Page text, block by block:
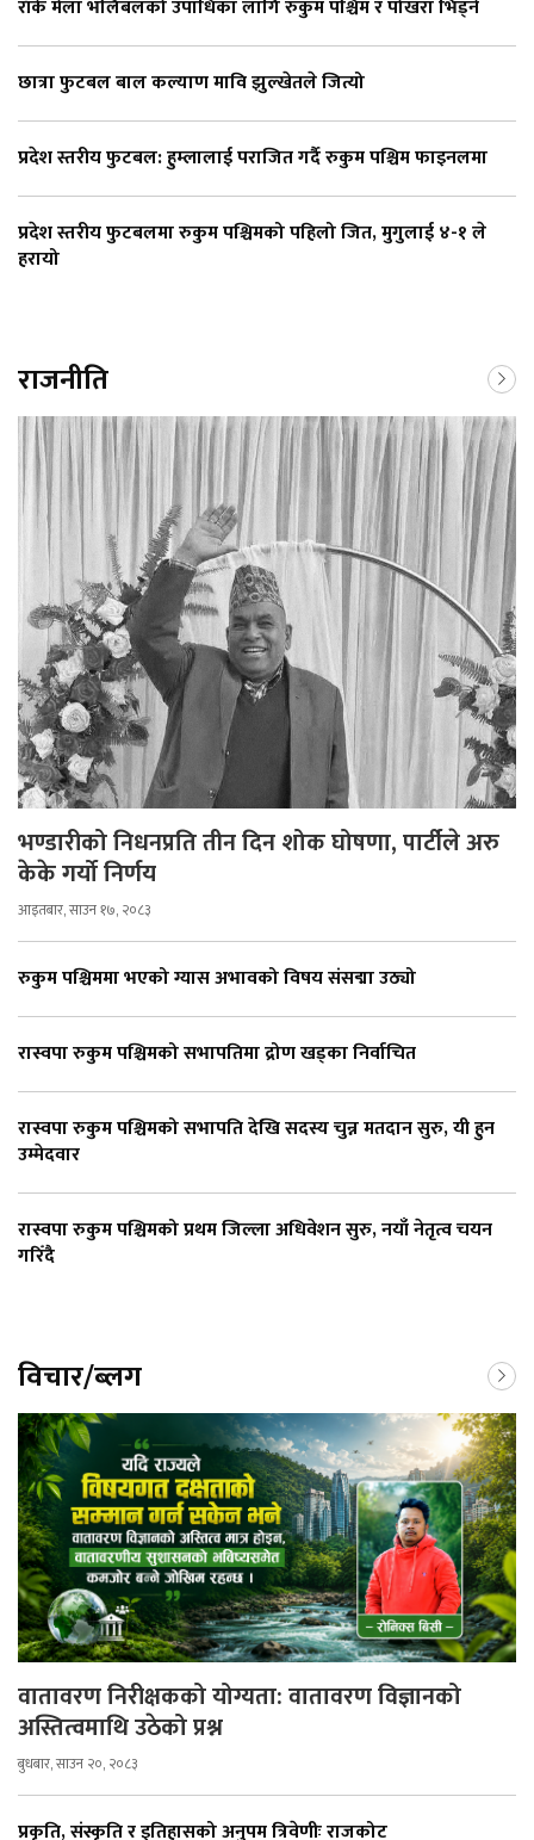
राँके मेला भलिबलको उपाधिका लागि रुकुम पश्चिम र पोखरा भिड्ने
छात्रा फुटबल बाल कल्याण मावि झुल्खेतले जित्यो
प्रदेश स्तरीय फुटबल: हुम्लालाई पराजित गर्दै रुकुम पश्चिम फाइनलमा
प्रदेश स्तरीय फुटबलमा रुकुम पश्चिमको पहिलो जित, मुगुलाई ४-१ ले
हरायो
राजनीति
भण्डारीको निधनप्रति तीन दिन शोक घोषणा, पार्टीले अरु
केके गर्यो निर्णय
आइतबार, साउन १७, २०८३
रुकुम पश्चिममा भएको ग्यास अभावको विषय संसद्मा उठ्यो
रास्वपा रुकुम पश्चिमको सभापतिमा द्रोण खड्का निर्वाचित
रास्वपा रुकुम पश्चिमको सभापति देखि सदस्य चुन्न मतदान सुरु, यी हुन
उम्मेदवार
रास्वपा रुकुम पश्चिमको प्रथम जिल्ला अधिवेशन सुरु, नयाँ नेतृत्व चयन
गरिँदै
विचार/ब्लग
वातावरण निरीक्षकको योग्यता: वातावरण विज्ञानको
अस्तित्वमाथि उठेको प्रश्न
बुधबार, साउन २०, २०८३
प्रकृति, संस्कृति र इतिहासको अनुपम त्रिवेणीः राजकोट